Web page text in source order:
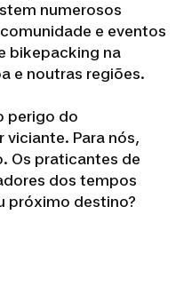
numerosos
e eventos
bikepacking na
e noutras regiões.
perigo do
viciante. Para nós,
Os praticantes de
dos tempos
próximo destino?